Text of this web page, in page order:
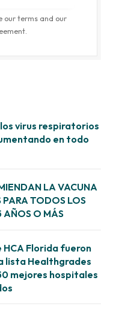
our terms and our
virus respiratorios
en todo
LA VACUNA
PARA TODOS LOS
AÑOS O MÁS
HCA Florida fueron
lista Healthgrades
mejores hospitales